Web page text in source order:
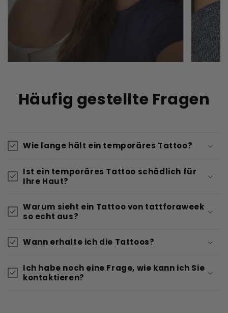
Häufig gestellte Fragen
Wie lange hält ein temporäres Tattoo?
Ist ein temporäres Tattoo schädlich für
Ihre Haut?
Warum sieht ein Tattoo von tattforaweek
so echt aus?
Wann erhalte ich die Tattoos?
Ich habe noch eine Frage, wie kann ich Sie
kontaktieren?